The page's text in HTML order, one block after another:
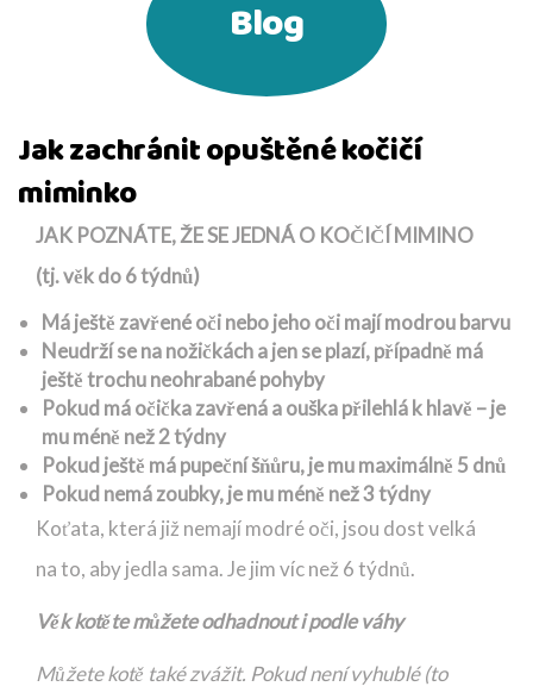
Blog
Jak zachránit opuštěné kočičí
miminko
JAK POZNÁTE, ŽE SE JEDNÁ O KOČIČÍ MIMINO
(tj. věk do 6 týdnů)
Má ještě zavřené oči nebo jeho oči mají modrou barvu
Neudrží se na nožičkách a jen se plazí, případně má
ještě trochu neohrabané pohyby
Pokud má očička zavřená a ouška přilehlá k hlavě – je
mu méně než 2 týdny
Pokud ještě má pupeční šňůru, je mu maximálně 5 dnů
Pokud nemá zoubky, je mu méně než 3 týdny
Koťata, která již nemají modré oči, jsou dost velká
na to, aby jedla sama. Je jim víc než 6 týdnů.
Věk kotěte můžete odhadnout i podle váhy
Můžete kotě také zvážit. Pokud není vyhublé (to